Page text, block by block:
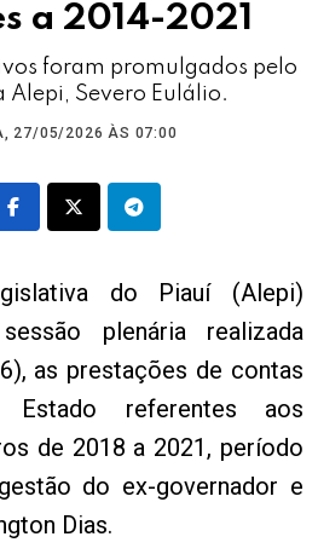
a 2014-2021
foram promulgados pelo
Alepi, Severo Eulálio.
27/05/2026 ÀS 07:00
do Piauí (Alepi)
plenária realizada
as prestações de contas
referentes aos
de 2018 a 2021, período
do ex-governador e
Dias.